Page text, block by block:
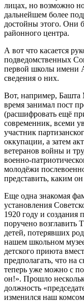
лицах, но возможно
дальнейшем более
достойны этого. Они
районного центра.
А вот что касается
подведомственных
первой школы имени
сведения о них.
Вот, например,
время занимал пост
(расшифровать ещё
современник, всеми
участник
оккупации, а затем
ветеранов войны и
военно-
молодёжи
представить, каким
Еще одна знакомая
установления
1920 году и создания
поручено
детей, потерявших
нашем школьном
детского приюта
предполагать, что
теперь уже можно с
он!». Прошло
должность
изменился наш